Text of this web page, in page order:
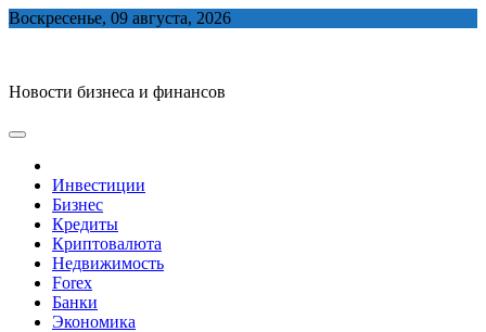
Skip
Воскресенье, 09 августа, 2026
Новости бизнеса и финансов
Инвестиции
Бизнес
Кредиты
Криптовалюта
Недвижимость
Forex
Банки
Экономика